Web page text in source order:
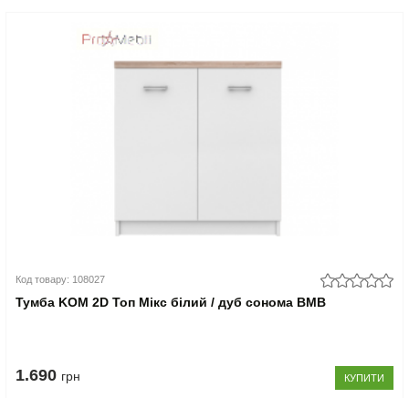
Код товару: 108027
Тумба KOM 2D Топ Мікс білий / дуб сонома ВМВ
1.690 грн КУПИТИ